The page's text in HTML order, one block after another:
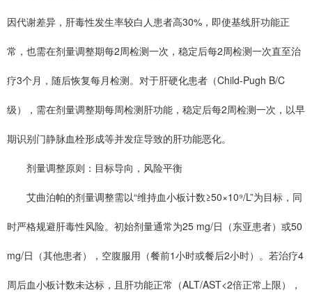
因代谢差异，肝毒性发生率较白人患者高30%，即使基线肝功能正
常，也需在剂量调整期每2周检测一次，稳定后每2周检测一次直至治
疗3个月，随后恢复每月检测。对于肝硬化患者（Child-Pugh B/C
级），需在剂量调整期每周检测肝功能，稳定后每2周检测一次，以早
期识别门静脉血栓形成等并发症导致的肝功能恶化。
剂量调整原则：目标导向，风险平衡
艾曲泊帕的剂量调整需以“维持血小板计数≥50×10⁹/L”为目标，同
时严格规避肝毒性风险。初始剂量通常为25 mg/日（东亚患者）或50
mg/日（其他患者），空腹服用（餐前1小时或餐后2小时）。若治疗4
周后血小板计数未达标，且肝功能正常（ALT/AST<2倍正常上限），